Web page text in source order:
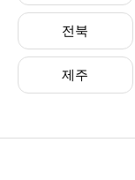
전북
제주